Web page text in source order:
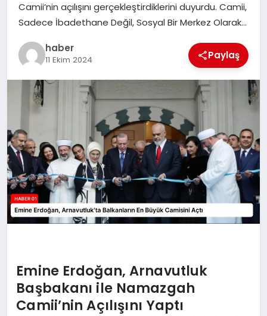
Camii’nin açılışını gerçekleştirdiklerini duyurdu. Camii,
Sadece İbadethane Değil, Sosyal Bir Merkez Olarak…
haber
11 Ekim 2024 Paylaş
Emine Erdoğan, Arnavutluk
Başbakanı ile Namazgah
Camii’nin Açılışını Yaptı